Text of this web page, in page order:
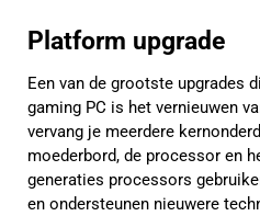
Platform upgrade
Een van de grootste upgrades
gaming PC is het vernieuwen
vervang je meerdere
moederbord, de processor en
generaties processors
en ondersteunen nieuwere